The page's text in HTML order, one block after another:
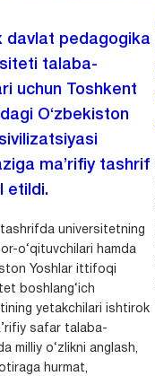
davlat pedagogika
talaba-
uchun Toshkent
O‘zbekiston
ma’rifiy tashrif
etildi.
universitetning
o‘qituvchilari hamda
Yoshlar ittifoqi
boshlang‘ich
yetakchilari ishtirok
safar talaba-
milliy o‘zlikni anglash,
hurmat,